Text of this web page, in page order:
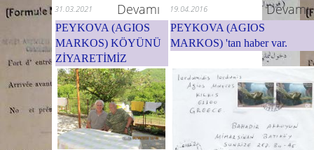
31.03.2021 Devamı 19.04.2016 Devamı
PEYKOVA (AGIOS
MARKOS) KÖYÜNÜ
ZİYARETİMİZ
PEYKOVA (AGIOS
MARKOS) 'tan haber var.